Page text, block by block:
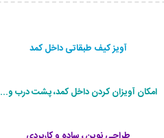
آویز کیف طبقاتی داخل کمد
امکان آویزان کردن داخل کمد، پشت درب و...